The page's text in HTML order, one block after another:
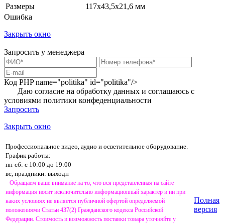
Размеры
117х43,5х21,6 мм
Ошибка
Закрыть окно
Запросить у менеджера
Код PHPname="politika" id="politika"/>
Даю согласие на обработку данных и соглашаюсь с
условиями политики конфеденциальности
Запросить
Закрыть окно
Профессиональное видео, аудио и осветительное оборудование.
График работы:
пн-сб: с 10:00 до 19:00
вс, праздники: выходн
Обращаем ваше внимание на то, что вся представленная на сайте
информация носит исключительно информационный характер и ни при
каких условиях не является публичной офертой определяемой
положениями Статьи 437(2) Гражданского кодекса Российской
Федерации. Стоимость и возможность поставки товара уточняйте у
Полная
версия